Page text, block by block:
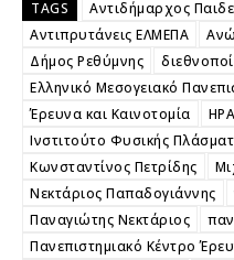
TAGS
Αντιδήμαρχος
Αντιπρυτάνεις ΕΛΜΕΠΑ
Δήμος Ρεθύμνης
Ελληνικό Μεσογειακό
Έρευνα και Καινοτομία
Ινστιτούτο Φυσικής
Κωνσταντίνος Πετρίδης
Νεκτάριος Παπαδογιάννης
Παναγιώτης Νεκτάριος
Πανεπιστημιακό Κέντρο